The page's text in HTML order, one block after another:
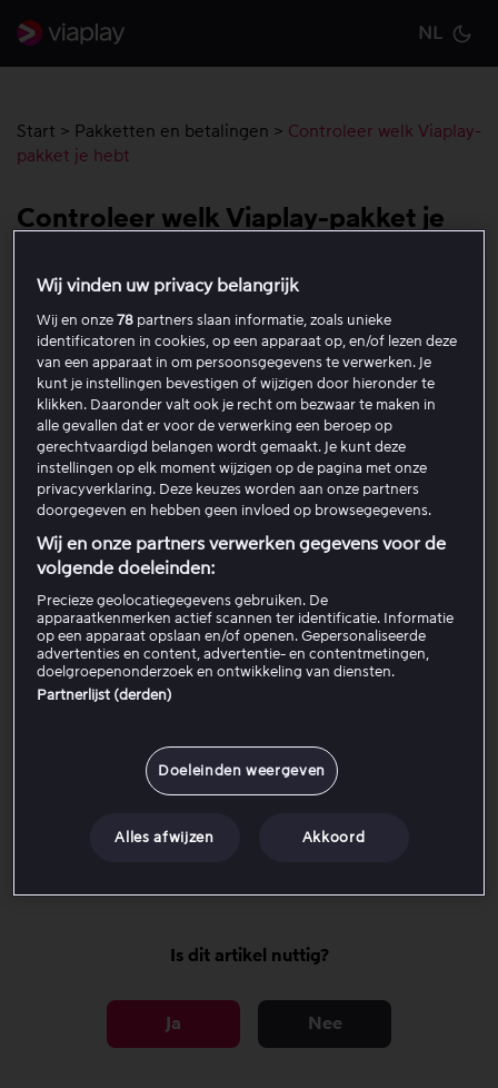
NL
Start > Pakketten en betalingen > Controleer welk Viaplay-
pakket je hebt
Controleer welk Viaplay-pakket je
Volg de onderstaande stappen om te zien welk Viaplay-
abonnement aan je Viaplay-account is gekoppeld.
Open een webbrowser en ga naarViaplay.
Log inmet het e-mailadres en wachtwoord van je
Viaplay-account.
Selecteer het profielicoon in de rechterbovenhoek.
OpenMijn account.
Controleer de sectie
Pakketinformatie
huidige Viaplay-abonnement te zien.
Als de pagina geen actief pakket toont maar in plaats
daarvan pakketten laat zien die je kunt kopen, betekent
dit dat je geen actief pakket hebt. Als de naam van een
partner wordt weergegeven (bijvoorbeeld een tv-
abonnement door die partner wordt beheerd. Viaplay
kan geen details van pakketten die door een externe
partner worden beheerd wijzigen of inzien. In deze
Is dit artikel nuttig?
Ja Nee
Wij vinden uw privacy belangrijk
Wij en onze78 partners slaan informatie, zoals unieke
identificatoren in cookies, op een apparaat op, en/of lezen deze
van een apparaat in om persoonsgegevens te verwerken. Je
kunt je instellingen bevestigen of wijzigen door hieronder te
klikken. Daaronder valt ook je recht om bezwaar te maken in
alle gevallen dat er voor de verwerking een beroep op
gerechtvaardigd belangen wordt gemaakt. Je kunt deze
instellingen op elk moment wijzigen op de pagina met onze
privacyverklaring. Deze keuzes worden aan onze partners
doorgegeven en hebben geen invloed op browsegegevens.
Wij en onze partners verwerken gegevens voor de
volgende doeleinden:
Precieze geolocatiegegevens gebruiken. De
apparaatkenmerken actief scannen ter identificatie. Informatie
op een apparaat opslaan en/of openen. Gepersonaliseerde
advertenties en content, advertentie- en contentmetingen,
doelgroepenonderzoek en ontwikkeling van diensten.
Partnerlijst (derden)
Doeleinden weergeven
Alles afwijzen Akkoord